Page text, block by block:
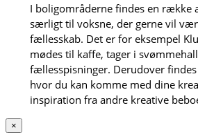
I boligområderne findes en række
særligt til voksne, der gerne vil
fællesskab. Det er for eksempel
mødes til kaffe, tager i
fællesspisninger. Derudover
hvor du kan komme med dine
inspiration fra andre kreative
×